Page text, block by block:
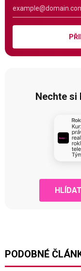
Nechte si
PODOBNÉ